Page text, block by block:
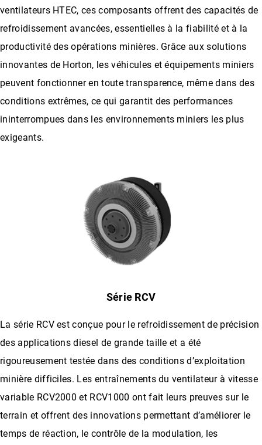
ventilateurs HTEC, ces composants offrent des capacités de
refroidissement avancées, essentielles à la fiabilité et à la
productivité des opérations minières. Grâce aux solutions
innovantes de Horton, les véhicules et équipements miniers
peuvent fonctionner en toute transparence, même dans des
conditions extrêmes, ce qui garantit des performances
ininterrompues dans les environnements miniers les plus
exigeants.
Série RCV
La série RCV est conçue pour le refroidissement de précision
des applications diesel de grande taille et a été
rigoureusement testée dans des conditions d’exploitation
minière difficiles. Les entraînements du ventilateur à vitesse
variable RCV2000 et RCV1000 ont fait leurs preuves sur le
terrain et offrent des innovations permettant d’améliorer le
temps de réaction, le contrôle de la modulation, les